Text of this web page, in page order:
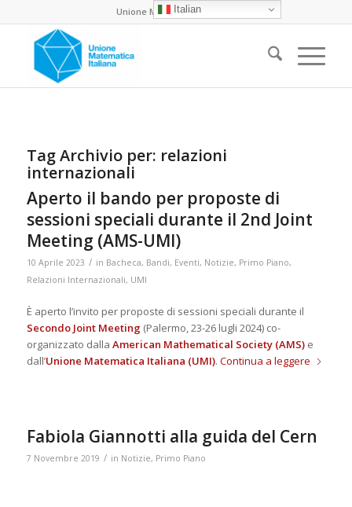
Unione Matematica Italiana
Tag Archivio per: relazioni
internazionali
Aperto il bando per proposte di
sessioni speciali durante il 2nd Joint
Meeting (AMS-UMI)
10 Aprile 2023 / in Bacheca, Bandi, Eventi, Notizie, Primo Piano,
Relazioni Internazionali, UMI
È aperto l’invito per proposte di sessioni speciali durante il
Secondo Joint Meeting (Palermo, 23-26 lugli 2024) co-
organizzato dalla American Mathematical Society (AMS)e
dall’Unione Matematica Italiana (UMI). Continua a leggere
Fabiola Giannotti alla guida del Cern
7 Novembre 2019 / in Notizie, Primo Piano
Italian